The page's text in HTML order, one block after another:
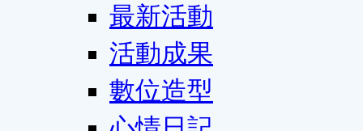
最新活動
活動成果
數位造型